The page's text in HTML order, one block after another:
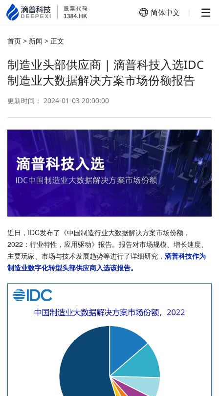
简体中文
首页 > 新闻 > 正文
制造业头部供应商 | 滴普科技入选IDC
制造业大数据解决方案市场份额报告
更新时间： 2024-01-03 20:00:00
近日，IDC发布了《中国制造行业大数据解决方案市场份额，
2022：行业特性，应用驱动》报告。报告对市场规模、增长速度、
主要玩家、市场与技术发展趋势等进行了详细研究， 滴普科技作为
制造业数字化转型头部供应商入选该报告。